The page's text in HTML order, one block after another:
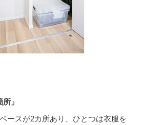
」
ースが2カ所あり、ひとつは衣服を